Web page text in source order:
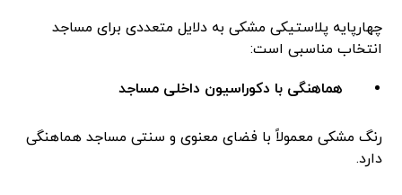
چهارپایه پلاستیکی مشکی به دلایل متعددی برای مساجد
انتخاب مناسبی است:
هماهنگی با دکوراسیون داخلی مساجد
رنگ مشکی معمولاً با فضای معنوی و سنتی مساجد هماهنگی
دارد.